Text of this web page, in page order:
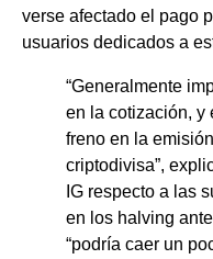
verse afectado el pago
usuarios dedicados a
“Generalmente
en la cotización, y
freno en la
criptodivisa”,
IG respecto a las
en los halving
“podría caer un